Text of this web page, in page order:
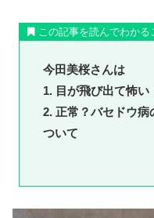
この記事を読んでわかる
今田美桜さんは
1. 目が飛び出て怖い
2. 正常？バセドウ病
ついて